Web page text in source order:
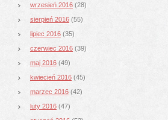
wrzesień 2016 (28)
sierpień 2016 (55)
lipiec 2016 (35)
czerwiec 2016 (39)
maj 2016 (49)
kwiecień 2016 (45)
marzec 2016 (42)
luty 2016 (47)